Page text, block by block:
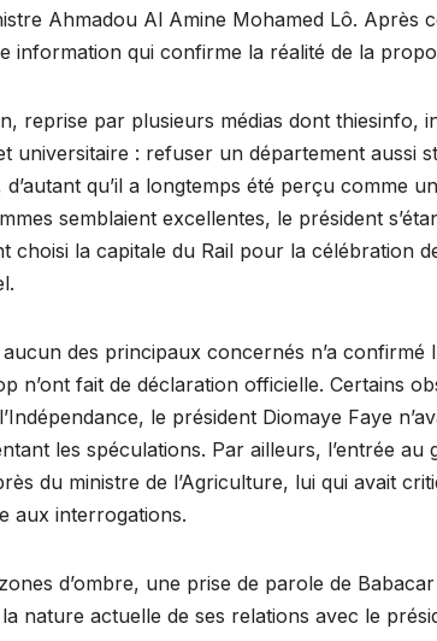
Ahmadou Al Amine Mohamed Lô. Après
information qui confirme la réalité de la
reprise par plusieurs médias dont thiesinfo,
universitaire : refuser un département aussi
qu’il a longtemps été perçu comme
semblaient excellentes, le président
choisi la capitale du Rail pour la célébration
des principaux concernés n’a confirmé
n’ont fait de déclaration officielle. Certains
le président Diomaye Faye
les spéculations. Par ailleurs, l’entrée au
du ministre de l’Agriculture, lui qui avait
aux interrogations.
d’ombre, une prise de parole de
nature actuelle de ses relations avec le